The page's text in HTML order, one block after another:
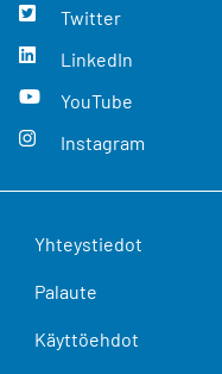
Twitter
LinkedIn
YouTube
Instagram
Yhteystiedot
Palaute
Käyttöehdot